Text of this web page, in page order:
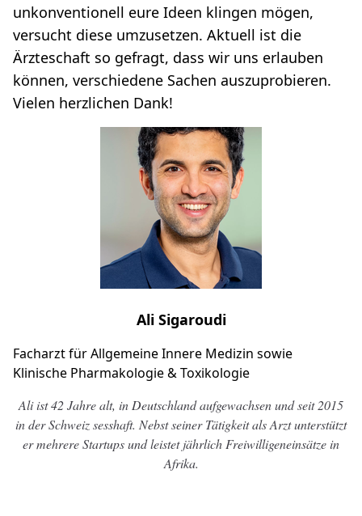
unkonventionell eure Ideen klingen mögen,
versucht diese umzusetzen. Aktuell ist die
Ärzteschaft so gefragt, dass wir uns erlauben
können, verschiedene Sachen auszuprobieren.
Vielen herzlichen Dank!
Ali Sigaroudi
Facharzt für Allgemeine Innere Medizin sowie
Klinische Pharmakologie & Toxikologie
Ali ist 42 Jahre alt, in Deutschland aufgewachsen und seit 2015
in der Schweiz sesshaft. Nebst seiner Tätigkeit als Arzt unterstützt
er mehrere Startups und leistet jährlich Freiwilligeneinsätze in
Afrika.